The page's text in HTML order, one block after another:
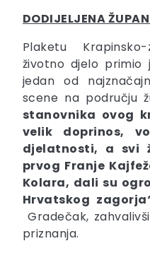
DODIJELJENA
Plaketu
životno djelo primio
jedan od
scene na području
stanovnika ovog
velik doprinos,
djelatnosti, a svi
prvog Franje
Kolara, dali su
Hrvatskog
Gradečak,
priznanja.